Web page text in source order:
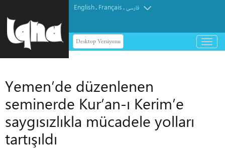
English. Français.فارسی
Desktop Versiyonu
باز
و
Yemen’de düzenlenen
seminerde Kur’an-ı Kerim’e
saygısızlıkla mücadele yolları
tartışıldı